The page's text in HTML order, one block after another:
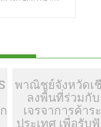
e y
k
e
พาณิชย์จังหวัดเ
ลงพื้นที่ร่วมกั
เจรจาการค้าร
ประเทศ เพื่อรับ